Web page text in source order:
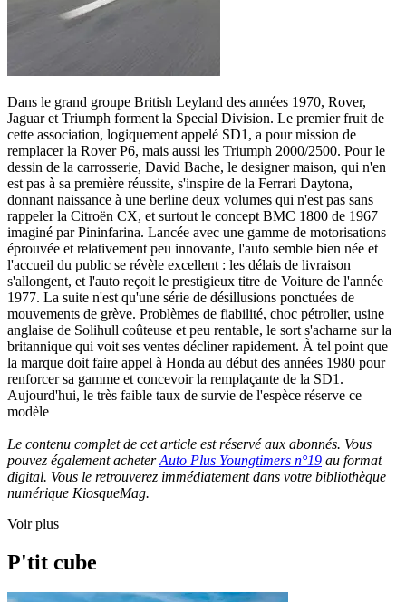
Dans le grand groupe British Leyland des années 1970, Rover,
Jaguar et Triumph forment la Special Division. Le premier fruit de
cette association, logiquement appelé SD1, a pour mission de
remplacer la Rover P6, mais aussi les Triumph 2000/2500. Pour le
dessin de la carrosserie, David Bache, le designer maison, qui n'en
est pas à sa première réussite, s'inspire de la Ferrari Daytona,
donnant naissance à une berline deux volumes qui n'est pas sans
rappeler la Citroën CX, et surtout le concept BMC 1800 de 1967
imaginé par Pininfarina. Lancée avec une gamme de motorisations
éprouvée et relativement peu innovante, l'auto semble bien née et
l'accueil du public se révèle excellent : les délais de livraison
s'allongent, et l'auto reçoit le prestigieux titre de Voiture de l'année
1977. La suite n'est qu'une série de désillusions ponctuées de
mouvements de grève. Problèmes de fiabilité, choc pétrolier, usine
anglaise de Solihull coûteuse et peu rentable, le sort s'acharne sur la
britannique qui voit ses ventes décliner rapidement. À tel point que
la marque doit faire appel à Honda au début des années 1980 pour
renforcer sa gamme et concevoir la remplaçante de la SD1.
Aujourd'hui, le très faible taux de survie de l'espèce réserve ce
modèle
Le contenu complet de cet article est réservé aux abonnés. Vous
pouvez également acheterAuto Plus Youngtimers n°19 au format
digital. Vous le retrouverez immédiatement dans votre bibliothèque
numérique KiosqueMag.
Voir plus
P'tit cube